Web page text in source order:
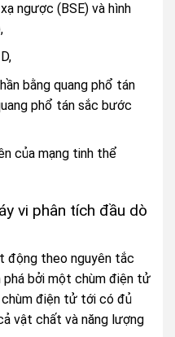
ngược (BSE) và hình
bằng quang phổ tán
phổ tán sắc bước
của mạng tinh thể
vi phân tích đầu dò
động theo nguyên tắc
phá bởi một chùm điện tử
điện tử tới có đủ
vật chất và năng lượng